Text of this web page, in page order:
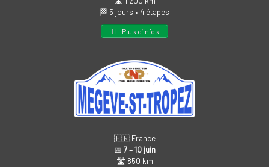
🏁 5 jours • 4 étapes
Plus d’infos
🇫🇷 France
📅 7 – 10 juin
🛣️ 850 km